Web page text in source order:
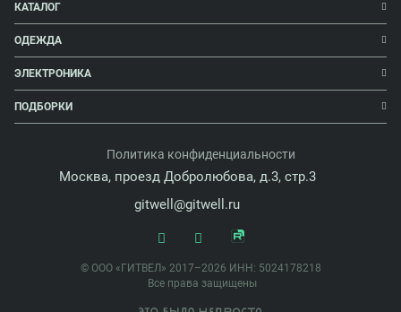
КАТАЛОГ
ОДЕЖДА
ЭЛЕКТРОНИКА
ПОДБОРКИ
Политика конфиденциальности
Москва, проезд Добролюбова, д.3, стр.3
gitwell@gitwell.ru
© ООО «ГИТВЕЛ» 2017–2026 ИНН: 5024178218
Все права защищены